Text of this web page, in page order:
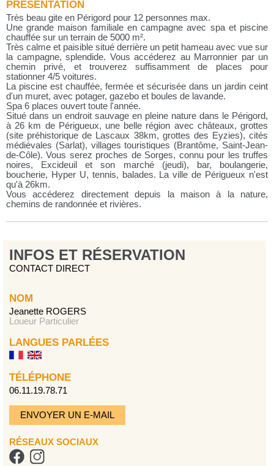
PRÉSENTATION
Très beau gite en Périgord pour 12 personnes max.
Une grande maison familiale en campagne avec spa et piscine
chauffée sur un terrain de 5000 m².
Très calme et paisible situé derrière un petit hameau avec vue sur
la campagne, splendide. Vous accéderez au Marronnier par un
chemin privé, et trouverez suffisamment de places pour
stationner 4/5 voitures.
La piscine est chauffée, fermée et sécurisée dans un jardin ceint
d'un muret, avec potager, gazebo et boules de lavande.
Spa 6 places ouvert toute l'année.
Situé dans un endroit sauvage en pleine nature dans le Périgord,
à 26 km de Périgueux, une belle région avec châteaux, grottes
(site préhistorique de Lascaux 38km, grottes des Eyzies), cités
médiévales (Sarlat), villages touristiques (Brantôme, Saint-Jean-
de-Côle). Vous serez proches de Sorges, connu pour les truffes
noires, Excideuil et son marché (jeudi), bar, boulangerie,
boucherie, Hyper U, tennis, balades. La ville de Périgueux n'est
qu'à 26km.
Vous accéderez directement depuis la maison à la nature,
chemins de randonnée et rivières.
INFOS ET RÉSERVATION
CONTACT DIRECT
NOM
Jeanette ROGERS
Loueur Particulier
LANGUES PARLÉES
TÉLÉPHONE
06.11.19.78.71
ENVOYER UN E-MAIL
RÉSEAUX SOCIAUX